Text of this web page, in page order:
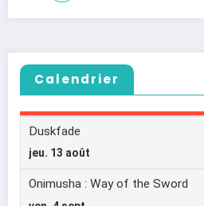
Calendrier